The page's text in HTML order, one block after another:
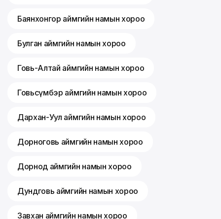
Баянхонгор аймгийн намын хороо
Булган аймгийн намын хороо
Говь-Алтай аймгийн намын хороо
Говьсүмбэр аймгийн намын хороо
Дархан-Уул аймгийн намын хороо
Дорноговь аймгийн намын хороо
Дорнод аймгийн намын хороо
Дундговь аймгийн намын хороо
Завхан аймгийн намын хороо